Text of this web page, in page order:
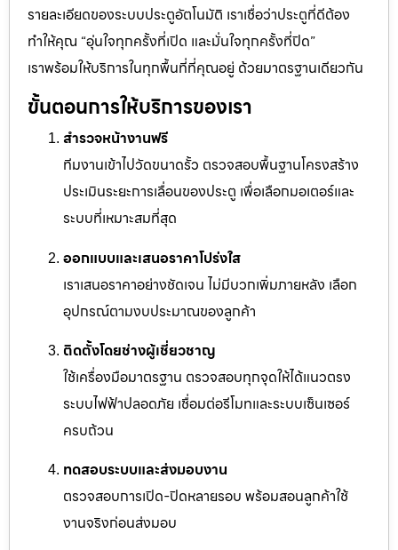
รายละเอียดของระบบประตูอัตโนมัติ เราเชื่อว่าประตูที่ดีต้อง
ทำให้คุณ “อุ่นใจทุกครั้งที่เปิด และมั่นใจทุกครั้งที่ปิด”
เราพร้อมให้บริการในทุกพื้นที่ที่คุณอยู่ ด้วยมาตรฐานเดียวกัน
ขั้นตอนการให้บริการของเรา
สำรวจหน้างานฟรี
ทีมงานเข้าไปวัดขนาดรั้ว ตรวจสอบพื้นฐานโครงสร้าง
ประเมินระยะการเลื่อนของประตู เพื่อเลือกมอเตอร์และ
ระบบที่เหมาะสมที่สุด
ออกแบบและเสนอราคาโปร่งใส
เราเสนอราคาอย่างชัดเจน ไม่มีบวกเพิ่มภายหลัง เลือก
อุปกรณ์ตามงบประมาณของลูกค้า
ติดตั้งโดยช่างผู้เชี่ยวชาญ
ใช้เครื่องมือมาตรฐาน ตรวจสอบทุกจุดให้ได้แนวตรง
ระบบไฟฟ้าปลอดภัย เชื่อมต่อรีโมทและระบบเซ็นเซอร์
ครบถ้วน
ทดสอบระบบและส่งมอบงาน
ตรวจสอบการเปิด-ปิดหลายรอบ พร้อมสอนลูกค้าใช้
งานจริงก่อนส่งมอบ